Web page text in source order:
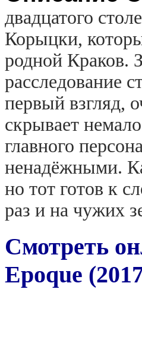
двадцатого
Корыцки,
родной Краков.
расследование
первый взгляд,
скрывает
главного
ненадёжными.
но тот готов к
раз и на чужих
Смотреть
Epoque